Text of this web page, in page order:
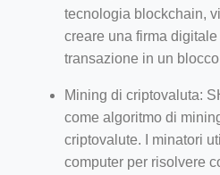
tecnologia blockchain,
creare una firma
transazione in un
Mining di criptovaluta:
come algoritmo di
criptovalute. I minatori
computer per risolvere